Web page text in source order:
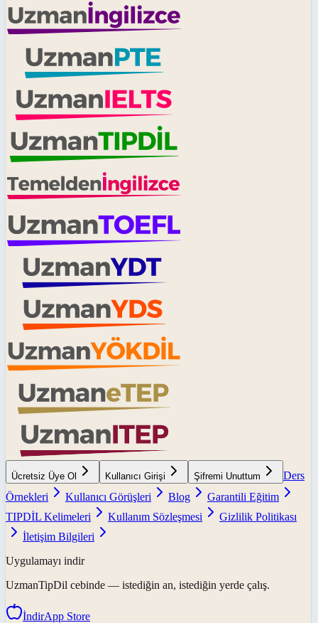
Ücretsiz Üye Ol Kullanıcı Girişi Şifremi Unuttum
Ders
Örnekleri
Kullanıcı Görüşleri Blog
Garantili Eğitim
TIPDİL Kelimeleri
Kullanım Sözleşmesi
Gizlilik Politikası
İletişim Bilgileri
Uygulamayı indir
UzmanTipDil cebinde — istediğin an, istediğin yerde çalış.
İndirApp Store